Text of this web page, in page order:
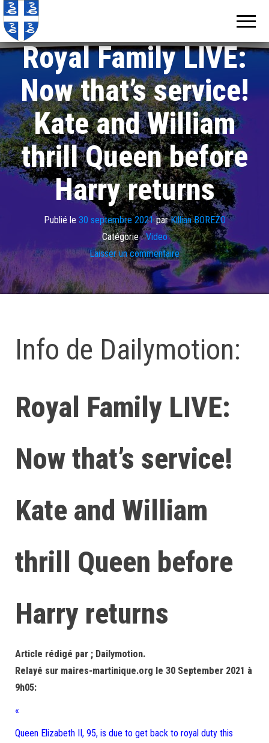
Royal Family LIVE:
Now that’s service!
Kate and William
thrill Queen before
Harry returns
Publié le 30 septembre 2021parKillian BOREZO
Catégorie : Video
Laisser un commentaire
Info de Dailymotion:
Royal Family LIVE:
Now that’s service!
Kate and William
thrill Queen before
Harry returns
Article rédigé par ; Dailymotion.
Relayé sur maires-martinique.org le 30 September 2021 à
9h05:
«
Queen Elizabeth II, 95, is due to get back to royal duty this